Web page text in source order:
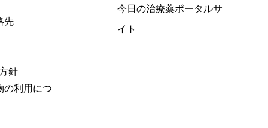
先
針
の利用につ
今日の治療薬ポータルサ
イト